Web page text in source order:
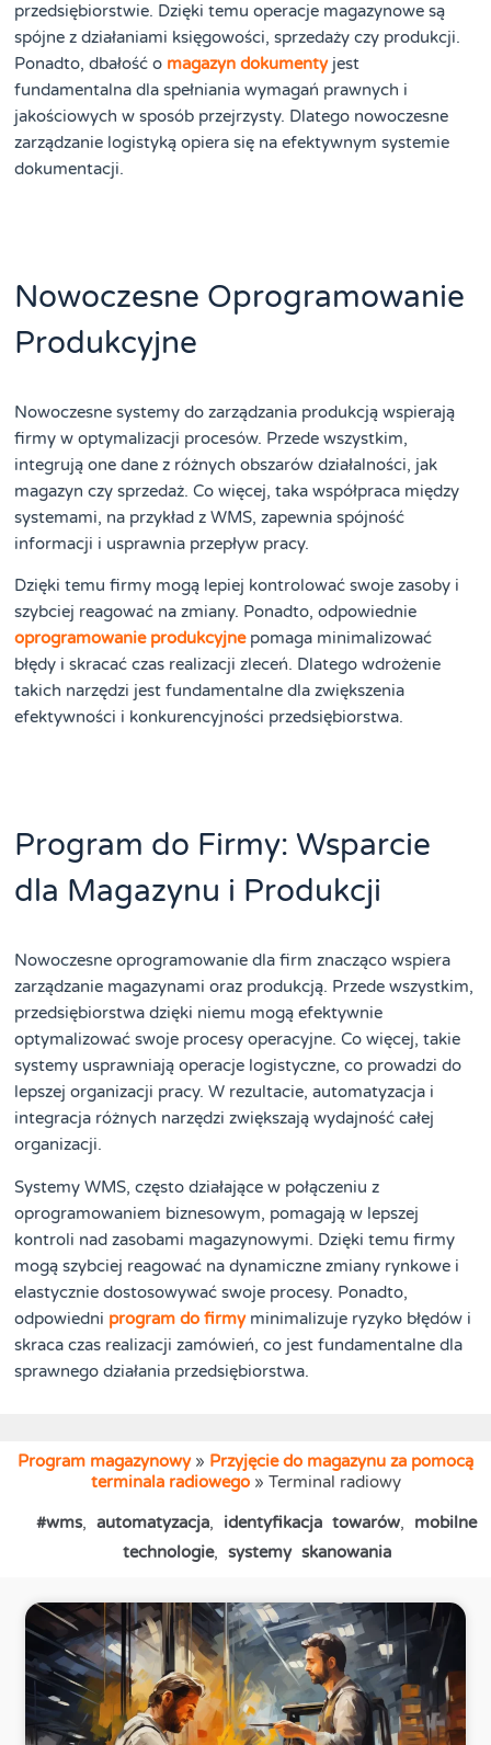
przedsiębiorstwie. Dzięki temu operacje magazynowe są
spójne z działaniami księgowości, sprzedaży czy produkcji.
Ponadto, dbałość o magazyn dokumentyjest
fundamentalna dla spełniania wymagań prawnych i
jakościowych w sposób przejrzysty. Dlatego nowoczesne
zarządzanie logistyką opiera się na efektywnym systemie
dokumentacji.
Nowoczesne Oprogramowanie
Produkcyjne
Nowoczesne systemy do zarządzania produkcją wspierają
firmy w optymalizacji procesów. Przede wszystkim,
integrują one dane z różnych obszarów działalności, jak
magazyn czy sprzedaż. Co więcej, taka współpraca między
systemami, na przykład z WMS, zapewnia spójność
informacji i usprawnia przepływ pracy.
Dzięki temu firmy mogą lepiej kontrolować swoje zasoby i
szybciej reagować na zmiany. Ponadto, odpowiednie
oprogramowanie produkcyjnepomaga minimalizować
błędy i skracać czas realizacji zleceń. Dlatego wdrożenie
takich narzędzi jest fundamentalne dla zwiększenia
efektywności i konkurencyjności przedsiębiorstwa.
Program do Firmy: Wsparcie
dla Magazynu i Produkcji
Nowoczesne oprogramowanie dla firm znacząco wspiera
zarządzanie magazynami oraz produkcją. Przede wszystkim,
przedsiębiorstwa dzięki niemu mogą efektywnie
optymalizować swoje procesy operacyjne. Co więcej, takie
systemy usprawniają operacje logistyczne, co prowadzi do
lepszej organizacji pracy. W rezultacie, automatyzacja i
integracja różnych narzędzi zwiększają wydajność całej
organizacji.
Systemy WMS, często działające w połączeniu z
oprogramowaniem biznesowym, pomagają w lepszej
kontroli nad zasobami magazynowymi. Dzięki temu firmy
mogą szybciej reagować na dynamiczne zmiany rynkowe i
elastycznie dostosowywać swoje procesy. Ponadto,
odpowiedni program do firmyminimalizuje ryzyko błędów i
skraca czas realizacji zamówień, co jest fundamentalne dla
sprawnego działania przedsiębiorstwa.
Program magazynowy» Przyjęcie do magazynu za pomocą
terminala radiowego» Terminal radiowy
#wms, automatyzacja, identyfikacja towarów, mobilne
technologie, systemy skanowania